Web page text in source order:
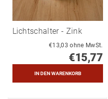
Lichtschalter - Zink
€13,03 ohne MwSt.
€15,77